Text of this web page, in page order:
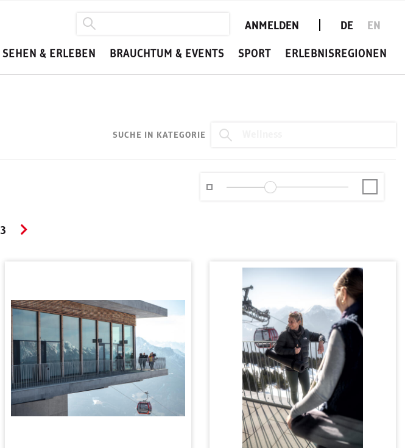
ANMELDEN DE EN
SEHEN & ERLEBEN BRAUCHTUM & EVENTS SPORT ERLEBNISREGIONEN
SUCHE IN KATEGORIE
3